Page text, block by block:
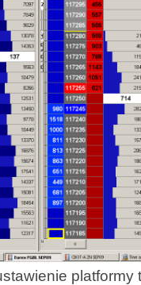
platformy